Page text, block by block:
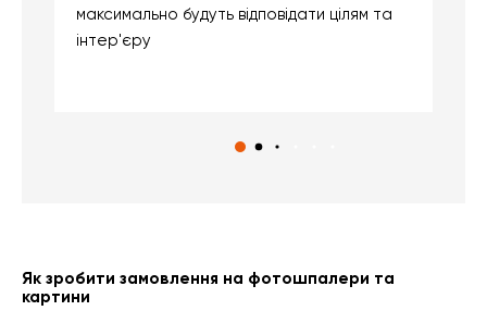
максимально будуть відповідати цілям та
інтер'єру
Як зробити замовлення на фотошпалери та
картини